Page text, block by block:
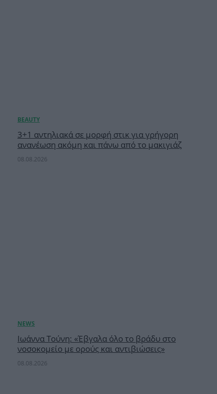
3+1 αντηλιακά σε μορφή στικ για γρήγορη
ανανέωση ακόμη και πάνω από το μακιγιάζ
08.08.2026
Ιωάννα Τούνη: «Έβγαλα όλο το βράδυ στο
νοσοκομείο με ορούς και αντιβιώσεις»
08.08.2026